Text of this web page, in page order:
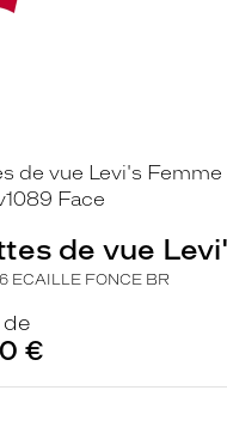
de vue
ECAILLE FONCE BR
€